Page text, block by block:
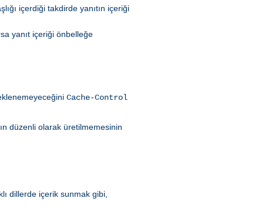
içerdiği takdirde yanıtın içeriği
yanıt içeriği önbelleğe
Cache-Control
düzenli olarak üretilmemesinin
dillerde içerik sunmak gibi,